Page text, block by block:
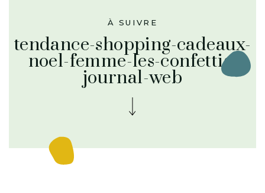
À SUIVRE
tendance-shopping-cadeaux-
noel-femme-les-confettis-
journal-web